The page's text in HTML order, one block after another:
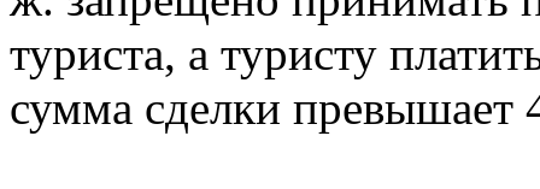
туриста, а туристу
сумма сделки превышает